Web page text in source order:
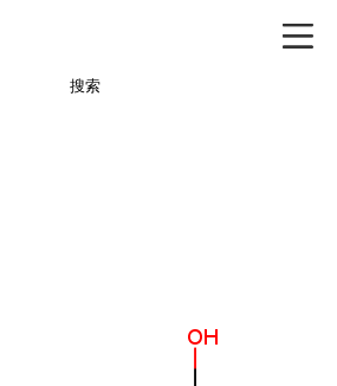
搜索